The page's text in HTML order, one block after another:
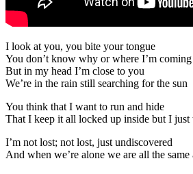
I look at you, you bite your tongue
You don’t know why or where I’m
But in my head I’m close to you
We’re in the rain still searching for the sun
You think that I want to run and hide
That I keep it all locked up inside but I
I’m not lost; not lost, just undiscovered
And when we’re alone we are all the same